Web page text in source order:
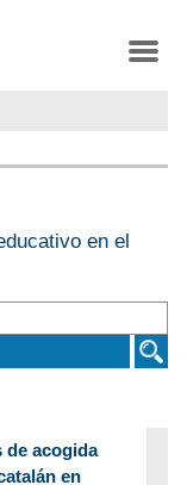
en el
de acogida
en